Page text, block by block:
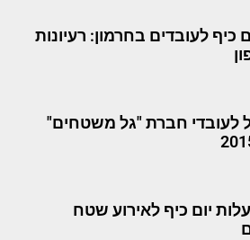
כיף לעובדים בחרמון: רעיונות
לעובדי חברת "גל משטחים"
יום כיף לאירוע שטח